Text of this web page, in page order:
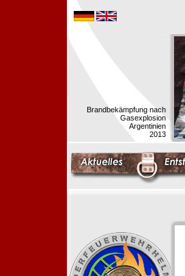
Brandbekämpfung nach
Gasexplosion
Argentinien
2013